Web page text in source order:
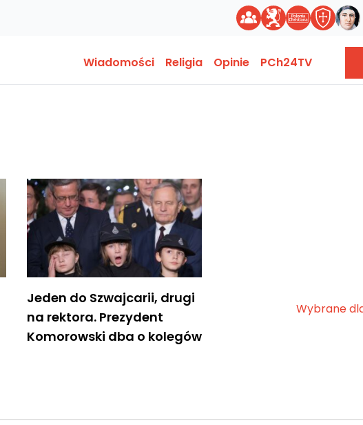
Wiadomości Religia Opinie PCh24TV
Jeden do Szwajcarii, drugi
na rektora. Prezydent
Komorowski dba o kolegów
Wybrane